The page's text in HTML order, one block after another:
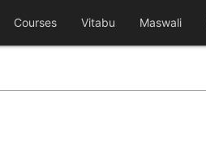
Courses Vitabu Maswali